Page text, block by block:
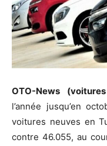
OTO-News
l’année jusqu’en
voitures neuves en
contre 46.055, au